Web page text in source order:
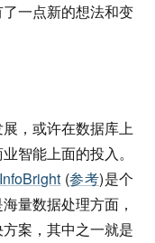
一点新的想法和变
，或许在数据库上
智能上面的投入。
InfoBright (参考)是个
量数据处理方面，
案，其中之一就是